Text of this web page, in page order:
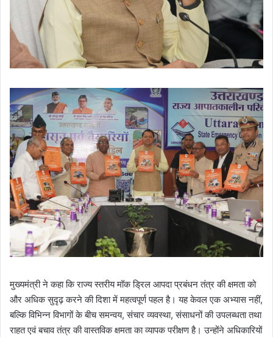
मुख्यमंत्री ने कहा कि राज्य स्तरीय मॉक ड्रिल आपदा प्रबंधन तंत्र की क्षमता को
और अधिक सुदृढ़ करने की दिशा में महत्वपूर्ण पहल है। यह केवल एक अभ्यास नहीं,
बल्कि विभिन्न विभागों के बीच समन्वय, संचार व्यवस्था, संसाधनों की उपलब्धता तथा
राहत एवं बचाव तंत्र की वास्तविक क्षमता का व्यापक परीक्षण है। उन्होंने अधिकारियों